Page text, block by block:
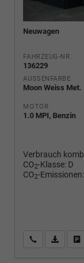
Neuwagen
FAHRZEUG-NR.
136229
AUSSENFARBE
Moon Weiss Met.
MOTOR
1.0 MPI, Benzin
Verbrauch
CO2-Klasse: D
CO2-Emissionen:
Wir rufen Sie an
PDF-